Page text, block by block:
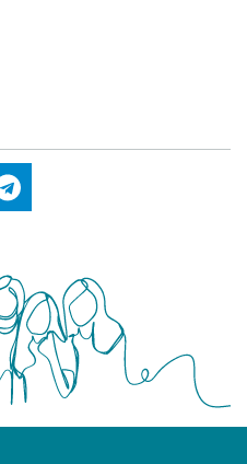
Jaa Telegramissa